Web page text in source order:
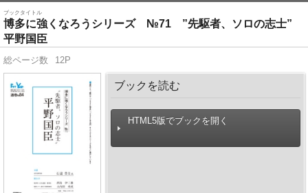
ブックタイトル
博多に強くなろうシリーズ №71 ”先駆者、ソロの志士”
平野国臣
総ページ数 12P
ブックを読む
HTML5版でブックを開く